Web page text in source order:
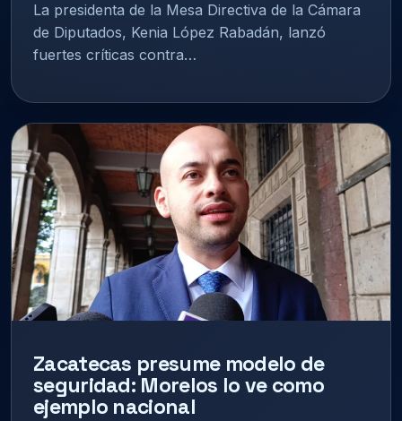
La presidenta de la Mesa Directiva de la Cámara
de Diputados, Kenia López Rabadán, lanzó
fuertes críticas contra…
Zacatecas presume modelo de
seguridad: Morelos lo ve como
ejemplo nacional